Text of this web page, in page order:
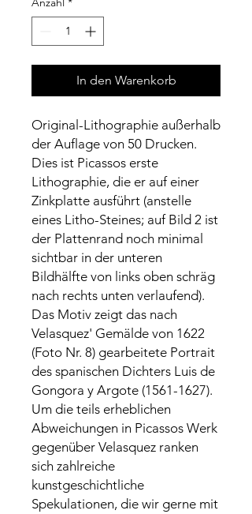
In den Warenkorb
Original-Lithographie außerhalb
der Auflage von 50 Drucken.
Dies ist Picassos erste
Lithographie, die er auf einer
Zinkplatte ausführt (anstelle
eines Litho-Steines; auf Bild 2 ist
der Plattenrand noch minimal
sichtbar in der unteren
Bildhälfte von links oben schräg
nach rechts unten verlaufend).
Das Motiv zeigt das nach
Velasquez' Gemälde von 1622
(Foto Nr. 8) gearbeitete Portrait
des spanischen Dichters Luis de
Gongora y Argote (1561-1627).
Um die teils erheblichen
Abweichungen in Picassos Werk
gegenüber Velasquez ranken
sich zahlreiche
kunstgeschichtliche
Spekulationen, die wir gerne mit